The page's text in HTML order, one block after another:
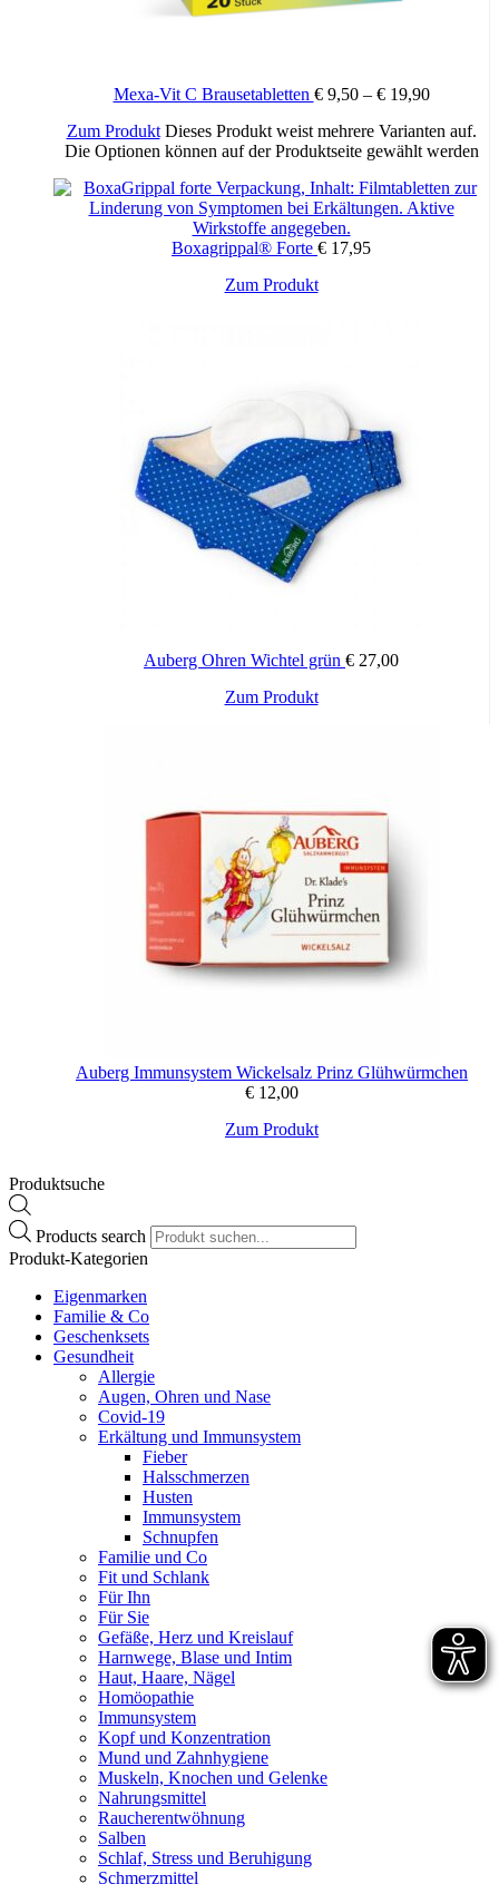
Mexa-Vit C Brausetabletten €9,50– €19,90
Zum Produkt Dieses Produkt weist mehrere Varianten auf.
Die Optionen können auf der Produktseite gewählt werden
Boxagrippal® Forte € 17,95
Zum Produkt
Auberg Ohren Wichtel grün € 27,00
Zum Produkt
Auberg Immunsystem Wickelsalz Prinz Glühwürmchen
€ 12,00
Zum Produkt
Produktsuche
Products search
Produkt-Kategorien
Eigenmarken
Familie & Co
Geschenksets
Gesundheit
Allergie
Augen, Ohren und Nase
Covid-19
Erkältung und Immunsystem
Fieber
Halsschmerzen
Husten
Immunsystem
Schnupfen
Familie und Co
Fit und Schlank
Für Ihn
Für Sie
Gefäße, Herz und Kreislauf
Harnwege, Blase und Intim
Haut, Haare, Nägel
Homöopathie
Immunsystem
Kopf und Konzentration
Mund und Zahnhygiene
Muskeln, Knochen und Gelenke
Nahrungsmittel
Raucherentwöhnung
Salben
Schlaf, Stress und Beruhigung
Schmerzmittel